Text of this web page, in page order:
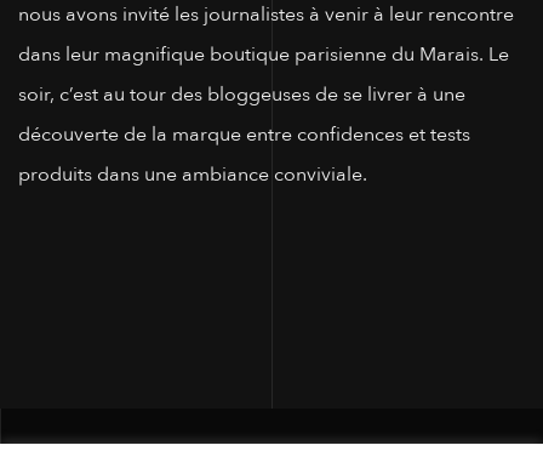
nous avons invité les journalistes à venir à leur rencontre
dans leur magnifique boutique parisienne du Marais. Le
soir, c’est au tour des bloggeuses de se livrer à une
découverte de la marque entre confidences et tests
produits dans une ambiance conviviale.